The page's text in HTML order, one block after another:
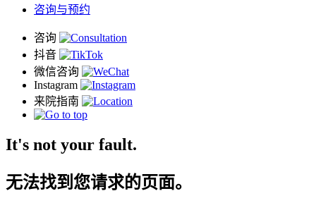
咨询与预约
It's not your fault.
无法找到您请求的页面。